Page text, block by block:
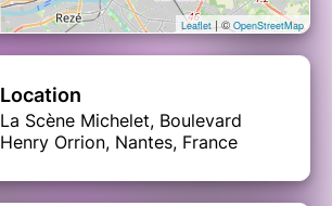
Leaflet| © OpenStreetMap
Location
La Scène Michelet, Boulevard
Henry Orrion, Nantes, France